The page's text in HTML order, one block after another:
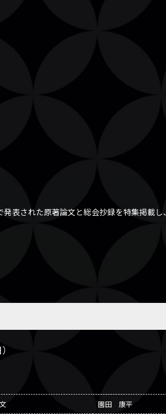
表された原著論文と総会抄録を特集掲載し、
園田 康平